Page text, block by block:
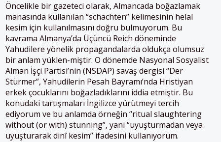
Öncelikle bir gazeteci olarak, Almancada boğazlamak
manasında kullanılan “schächten” kelimesinin helal
kesim için kullanılmasını doğru bulmuyorum. Bu
kavrama Almanya’da Üçüncü Reich döneminde
Yahudilere yönelik propagandalarda oldukça olumsuz
bir anlam yüklen-miştir. O dönemde Nasyonal Sosyalist
Alman İşçi Partisi’nin (NSDAP) savaş dergisi “Der
Stürmer”, Yahudilerin Pesah Bayramı’nda Hristiyan
erkek çocuklarını boğazladıklarını iddia etmiştir. Bu
konudaki tartışmaları İngilizce yürütmeyi tercih
ediyorum ve bu anlamda örneğin “ritual slaughtering
without (or with) stunning”, yani “uyuşturmadan veya
uyuşturarak dinî kesim” ifadesini kullanıyorum.